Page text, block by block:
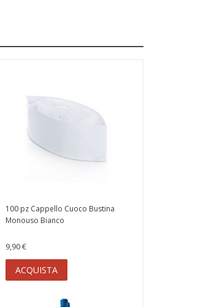
100 pz Cappello Cuoco Bustina
Monouso Bianco
9,90 €
ACQUISTA